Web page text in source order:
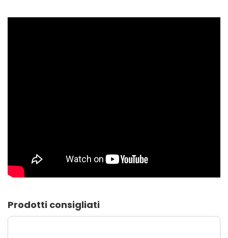
Prodotti consigliati